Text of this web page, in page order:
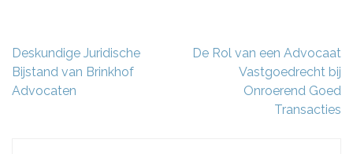
Berichtnavigatie
Deskundige Juridische
Bijstand van Brinkhof
Advocaten
De Rol van een Advocaat
Vastgoedrecht bij
Onroerend Goed
Transacties